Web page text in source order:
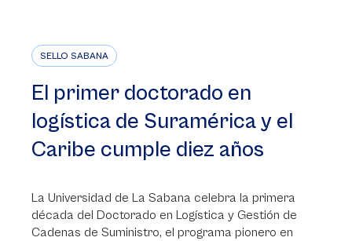
SELLO SABANA
El primer doctorado en
logística de Suramérica y el
Caribe cumple diez años
La Universidad de La Sabana celebra la primera
década del Doctorado en Logística y Gestión de
Cadenas de Suministro, el programa pionero en